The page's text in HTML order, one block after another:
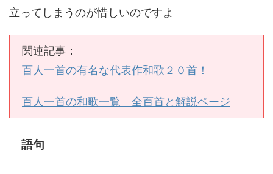
立ってしまうのが惜しいのですよ
関連記事：
百人一首の有名な代表作和歌２０首！
百人一首の和歌一覧 全百首と解説ページ
語句